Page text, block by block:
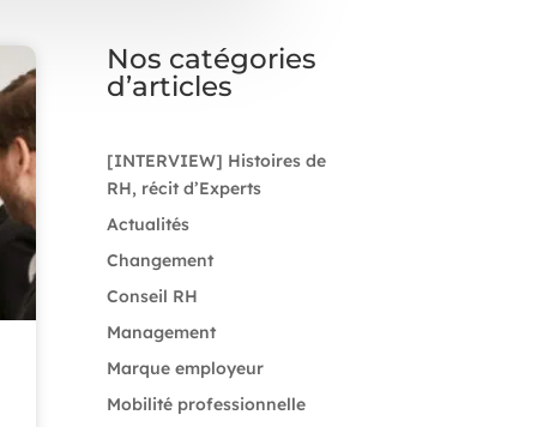
Nos catégories
d’articles
[INTERVIEW] Histoires de
RH, récit d’Experts
Actualités
Changement
Conseil RH
Management
Marque employeur
Mobilité professionnelle